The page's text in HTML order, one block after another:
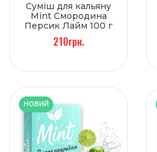
Суміш для кальяну
Mint Смородина
Персик Лайм 100 г
210грн.
НОВИЙ